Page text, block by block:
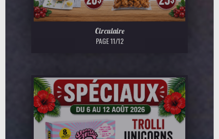
Circulaire
PAGE 11/12